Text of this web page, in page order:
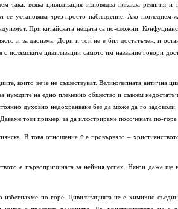
така: всяка цивилизация изповядва някаква религия и
се установява чрез просто наблюдение. Ако
При китайската нещата са по-сложни.
и за даоизма. Дори и той не е бил достатъчен, и
с ислямските цивилизации самото им название говори
които вече не съществуват. Великолепната антична
нуждите на едно племенно общество и съвсем
духовно недохранване без да може да го
този пример, за да илюстрираме посочената по-горе
В това отношение й е провървяло –
е първопричината за нейния успех. Някои даже ще
избегнахме по-горе. Цивилизацията не е химично